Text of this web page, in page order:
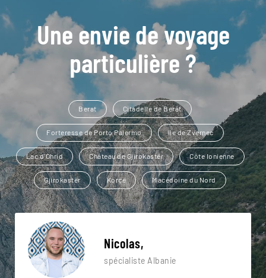
Une envie de voyage
particulière ?
Berat Citadelle de Berat
Forteresse de Porto Palermo Ile de Zvernec
Lac d'Ohrid Château de Gjirokastër Côte Ionienne
Gjirokastër Korçë Macédoine du Nord
Nicolas,
spécialiste Albanie